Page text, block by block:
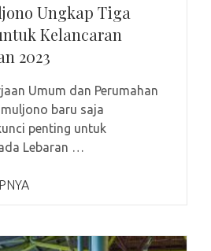
Ungkap Tiga
Kelancaran
2023
Umum dan Perumahan
baru saja
penting untuk
Lebaran …